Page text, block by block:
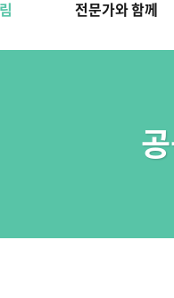
전문가와 함께